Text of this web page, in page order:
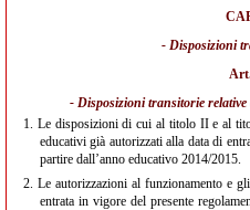
- Disposizioni
- Disposizioni transitorie
1. Le disposizioni di cui al titolo II e al
educativi già autorizzati alla data di
partire dall’anno educativo 2014/2015.
2. Le autorizzazioni al funzionamento e
entrata in vigore del presente